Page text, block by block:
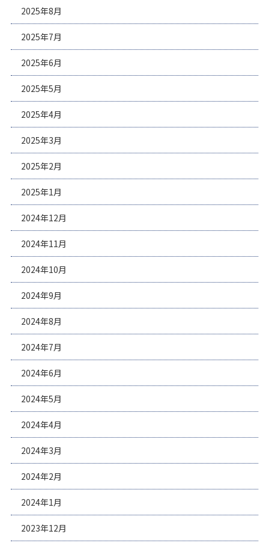
2025年8月
2025年7月
2025年6月
2025年5月
2025年4月
2025年3月
2025年2月
2025年1月
2024年12月
2024年11月
2024年10月
2024年9月
2024年8月
2024年7月
2024年6月
2024年5月
2024年4月
2024年3月
2024年2月
2024年1月
2023年12月